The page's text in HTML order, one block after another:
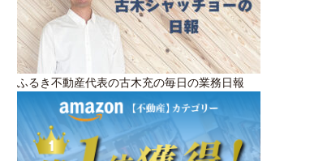
ふるき不動産代表の古木充の毎日の業務日報